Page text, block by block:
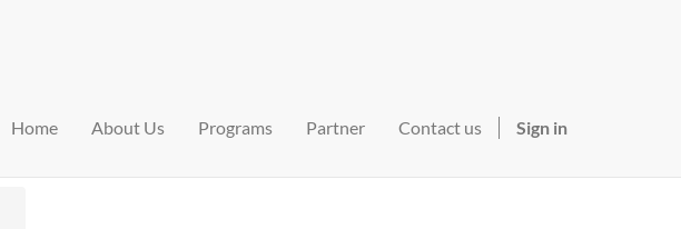
Home About Us Programs Partner Contact us Sign in